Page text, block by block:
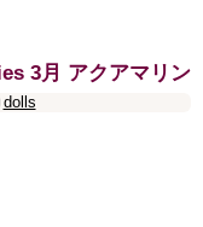
3月 アクアマリン
dolls